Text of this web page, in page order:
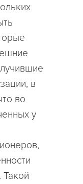
в
во
у